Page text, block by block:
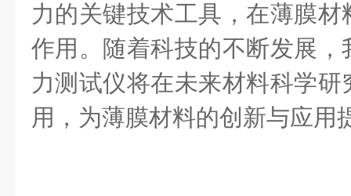
力的关键技术工具，在薄膜
作用。随着科技的不断发展
力测试仪将在未来材料科学
用，为薄膜材料的创新与应用